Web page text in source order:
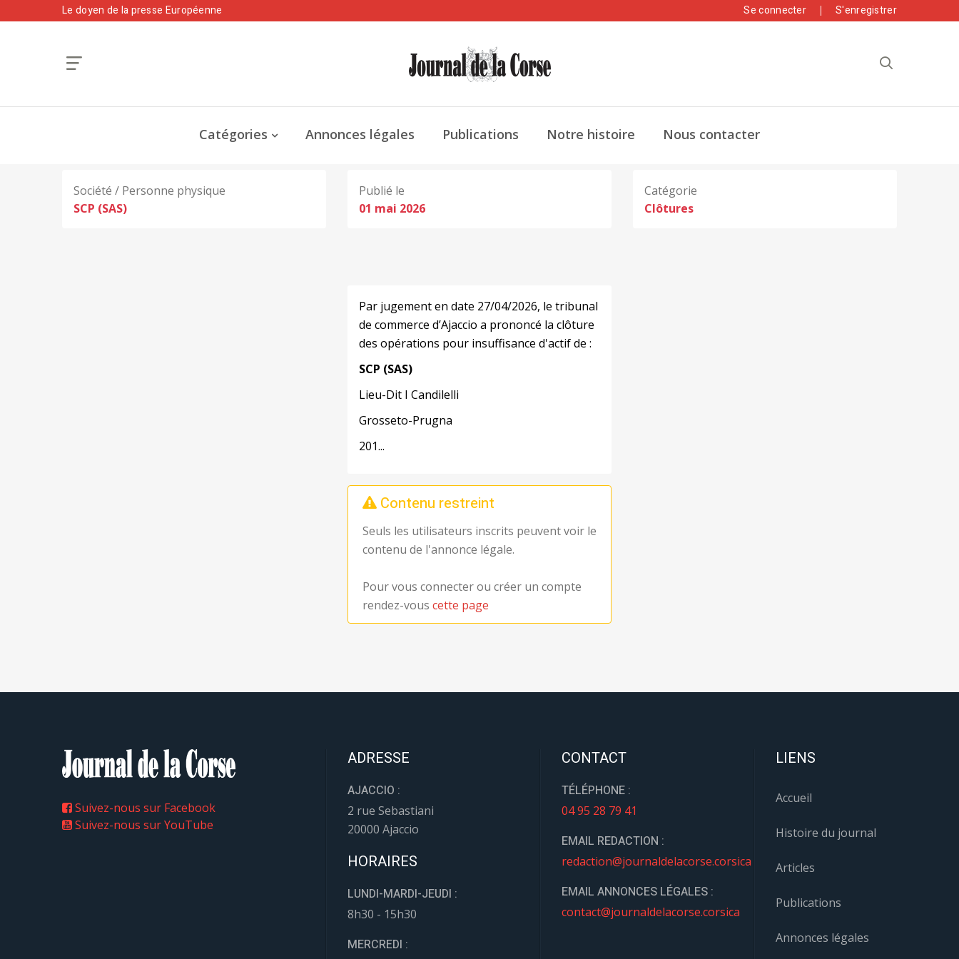
Le doyen de la presse Européenne Se connecter S'enregistrer
Catégories Annonces légales Publications Notre histoire Nous contacter
Société / Personne physique
SCP (SAS)
Publié le
01 mai 2026
Catégorie
Clôtures
Par jugement en date 27/04/2026, le tribunal
de commerce d’Ajaccio a prononcé la clôture
des opérations pour insuffisance d'actif de :
SCP (SAS)
Lieu-Dit I Candilelli
Grosseto-Prugna
201...
Contenu restreint
Seuls les utilisateurs inscrits peuvent voir le
contenu de l'annonce légale.
Pour vous connecter ou créer un compte
rendez-vous cette page
Suivez-nous sur Facebook
Suivez-nous sur YouTube
ADRESSE
AJACCIO :
2 rue Sebastiani
20000 Ajaccio
HORAIRES
LUNDI-MARDI-JEUDI :
8h30 - 15h30
MERCREDI :
CONTACT
TÉLÉPHONE :
04 95 28 79 41
EMAIL REDACTION :
redaction@journaldelacorse.corsica
EMAIL ANNONCES LÉGALES :
contact@journaldelacorse.corsica
LIENS
Accueil
Histoire du journal
Articles
Publications
Annonces légales